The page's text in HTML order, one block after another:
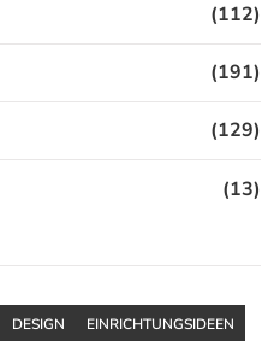
(112)
(191)
(129)
(13)
DESIGN
EINRICHTUNGSIDEEN